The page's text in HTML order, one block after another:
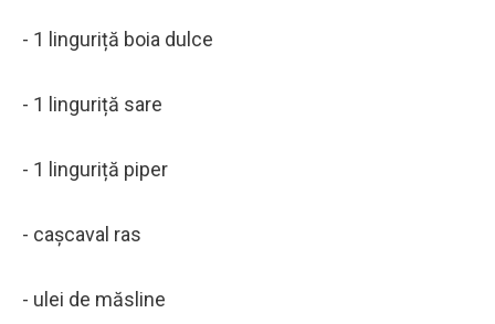
- 1 linguriță boia dulce
- 1 linguriță sare
- 1 linguriță piper
- cașcaval ras
- ulei de măsline